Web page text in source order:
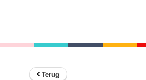
Terug